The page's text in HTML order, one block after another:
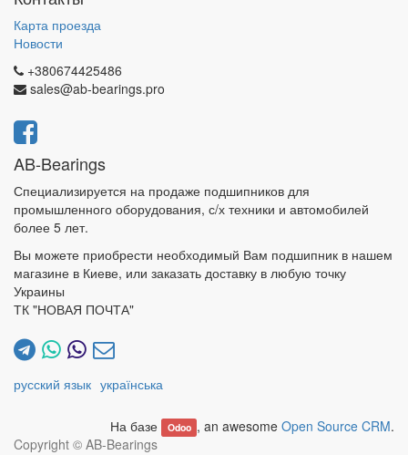
Карта проезда
Новости
+380674425486
sales@ab-bearings.pro
AB-Bearings
Специализируется на продаже подшипников для
промышленного оборудования, с/х техники и автомобилей
более 5 лет.
Вы можете приобрести необходимый Вам подшипник в нашем
магазине в Киеве, или заказать доставку в любую точку
Украины
ТК "НОВАЯ ПОЧТА"
русский язык українська
На базе Odoo , an awesome Open Source CRM.
Copyright © AB-Bearings